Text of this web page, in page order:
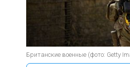
Британские военные (фото: Getty